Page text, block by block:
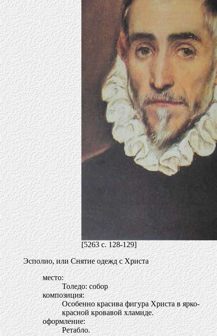
[5263 c. 128-129]
Эсполио, или Снятие одежд с Христа
место:
Толедо: собор
композиция:
Особенно красива фигура Христа в ярко-
красной кровавой хламиде.
оформление:
Ретабло.